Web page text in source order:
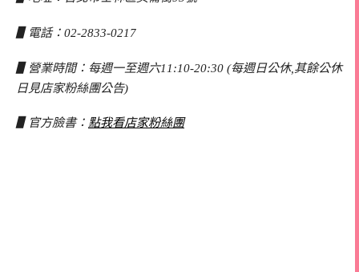
▋電話：02-2833-0217
▋營業時間：每週一至週六11:10-20:30 (每週日公休,其餘公休
日見店家粉絲團公告)
▋官方臉書： 點我看店家粉絲團